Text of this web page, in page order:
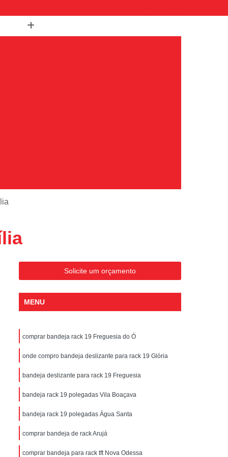
Térmico para Data Center
Energética Térmica para Data Center
Térmica para Data Center
Climatização para Data Center
Data Center com Teto Retrátil
para Data Center Climatizado
para Data Center com Biometria
Data Center com Porta Automática
Data Center com Teto Basculante
para Data Center com Teto Retrátil
Solicite um orçamento
MENU
comprar bandeja rack 19 Freguesia do Ó
onde compro bandeja deslizante para rack 19 Glória
bandeja deslizante para rack 19 Freguesia
bandeja rack 19 polegadas Vila Boaçava
bandeja rack 19 polegadas Água Santa
comprar bandeja de rack Arujá
comprar bandeja para rack tft Nova Odessa